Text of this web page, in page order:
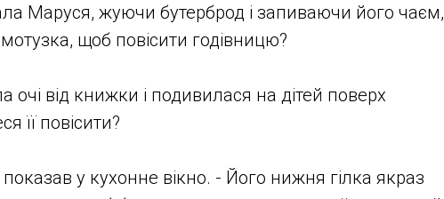
Маруся, жуючи бутерброд і запиваючи його чаєм,
щоб повісити годівницю?
очі від книжки і подивилася на дітей поверх
її повісити?
у кухонне вікно. - Його нижня гілка якраз